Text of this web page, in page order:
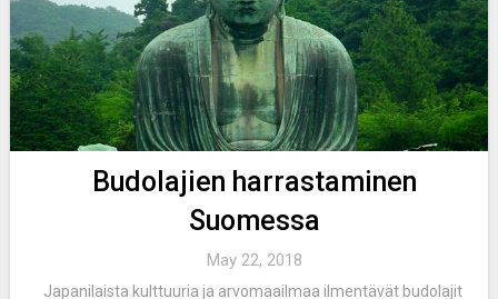
Budolajien harrastaminen
Suomessa
May 22, 2018
Japanilaista kulttuuria ja arvomaailmaa ilmentävät budolajit